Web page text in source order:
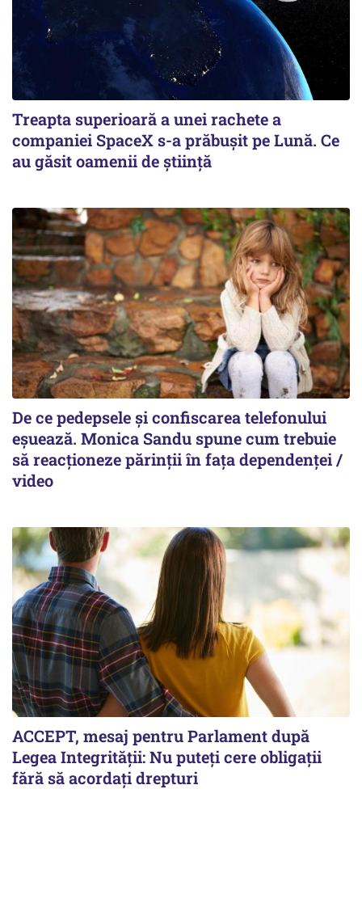
Treapta superioară a unei rachete a
companiei SpaceX s-a prăbușit pe Lună. Ce
au găsit oamenii de știință
De ce pedepsele și confiscarea telefonului
eșuează. Monica Sandu spune cum trebuie
să reacționeze părinții în fața dependenței /
video
ACCEPT, mesaj pentru Parlament după
Legea Integrității: Nu puteți cere obligații
fără să acordați drepturi